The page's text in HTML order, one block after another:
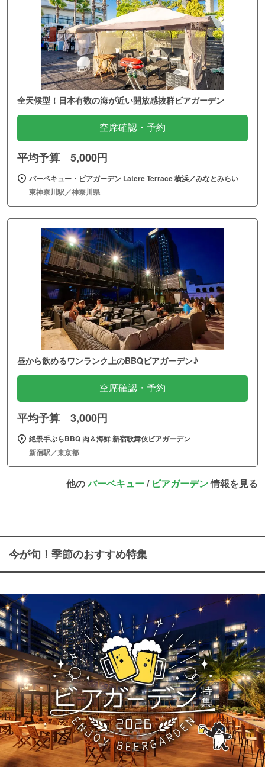
全天候型！日本有数の海が近い開放感抜群ビアガーデン
空席確認・予約
平均予算 5,000円
バーベキュー・ビアガーデン Latere Terrace 横浜／みなとみらい
東神奈川駅／神奈川県
昼から飲めるワンランク上のBBQビアガーデン♪
空席確認・予約
平均予算 3,000円
絶景手ぶらBBQ 肉＆海鮮 新宿歌舞伎ビアガーデン
新宿駅／東京都
他のバーベキュー/ ビアガーデン情報を見る
今が旬！季節のおすすめ特集